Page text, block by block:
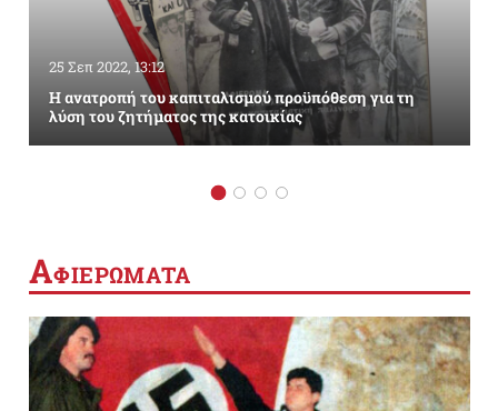
25 Σεπ 2022, 13:12
Η ανατροπή του καπιταλισμού προϋπόθεση για τη
λύση του ζητήματος της κατοικίας
ΑΦΙΕΡΩΜΑΤΑ